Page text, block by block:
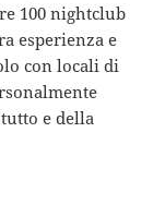
100 nightclub
esperienza e
con locali di
e della